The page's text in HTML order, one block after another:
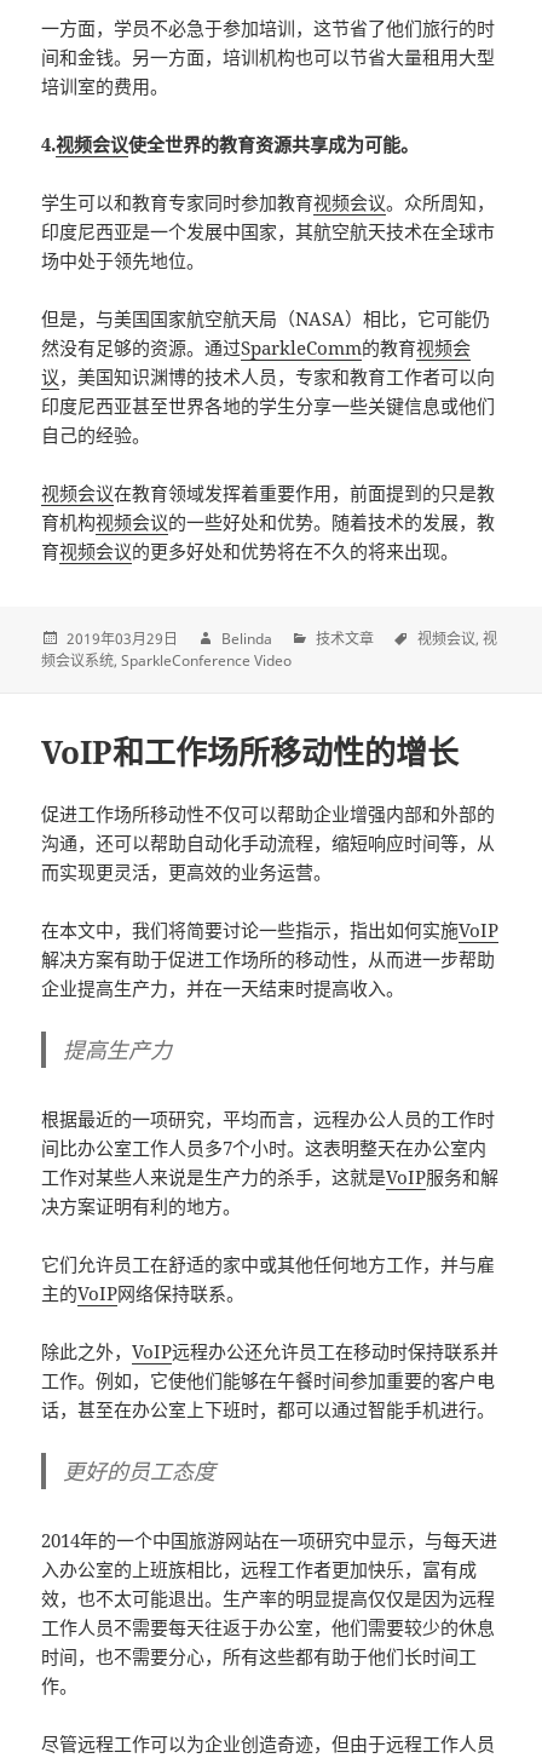
一方面，学员不必急于参加培训，这节省了他们旅行的时
间和金钱。另一方面，培训机构也可以节省大量租用大型
培训室的费用。
4.视频会议使全世界的教育资源共享成为可能。
学生可以和教育专家同时参加教育视频会议。众所周知，
印度尼西亚是一个发展中国家，其航空航天技术在全球市
场中处于领先地位。
但是，与美国国家航空航天局（NASA）相比，它可能仍
然没有足够的资源。通过SparkleComm的教育视频会
议，美国知识渊博的技术人员，专家和教育工作者可以向
印度尼西亚甚至世界各地的学生分享一些关键信息或他们
自己的经验。
视频会议在教育领域发挥着重要作用，前面提到的只是教
育机构视频会议的一些好处和优势。随着技术的发展，教
育视频会议的更多好处和优势将在不久的将来出现。
2019年03月29日 Belinda 技术文章 视频会议 视
频会议系统 SparkleConference Video
VoIP和工作场所移动性的增长
促进工作场所移动性不仅可以帮助企业增强内部和外部的
沟通，还可以帮助自动化手动流程，缩短响应时间等，从
而实现更灵活，更高效的业务运营。
在本文中，我们将简要讨论一些指示，指出如何实施VoIP
解决方案有助于促进工作场所的移动性，从而进一步帮助
企业提高生产力，并在一天结束时提高收入。
提高生产力
根据最近的一项研究，平均而言，远程办公人员的工作时
间比办公室工作人员多7个小时。这表明整天在办公室内
工作对某些人来说是生产力的杀手，这就是VoIP服务和解
决方案证明有利的地方。
它们允许员工在舒适的家中或其他任何地方工作，并与雇
主的VoIP网络保持联系。
除此之外，VoIP远程办公还允许员工在移动时保持联系并
工作。例如，它使他们能够在午餐时间参加重要的客户电
话，甚至在办公室上下班时，都可以通过智能手机进行。
更好的员工态度
2014年的一个中国旅游网站在一项研究中显示，与每天进
入办公室的上班族相比，远程工作者更加快乐，富有成
效，也不太可能退出。生产率的明显提高仅仅是因为远程
工作人员不需要每天往返于办公室，他们需要较少的休息
时间，也不需要分心，所有这些都有助于他们长时间工
作。
尽管远程工作可以为企业创造奇迹，但由于远程工作人员